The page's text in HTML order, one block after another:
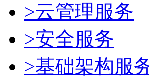
>云管理服务
>安全服务
>基础架构服